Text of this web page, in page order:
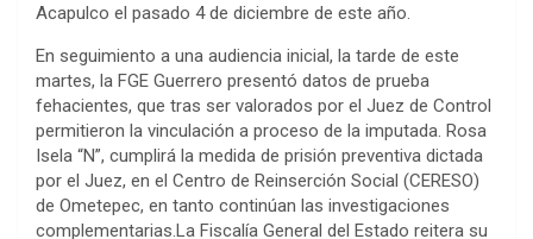
Acapulco el pasado 4 de diciembre de este año.
En seguimiento a una audiencia inicial, la tarde de este
martes, la FGE Guerrero presentó datos de prueba
fehacientes, que tras ser valorados por el Juez de Control
permitieron la vinculación a proceso de la imputada. Rosa
Isela “N”, cumplirá la medida de prisión preventiva dictada
por el Juez, en el Centro de Reinserción Social (CERESO)
de Ometepec, en tanto continúan las investigaciones
complementarias.La Fiscalía General del Estado reitera su